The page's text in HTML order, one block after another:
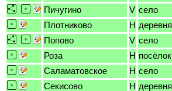
Пичугино
V село
Плотниково
H деревня
Попово
V село
Роза
H посёлок
Саламатовское
H село
Секисово
H деревня